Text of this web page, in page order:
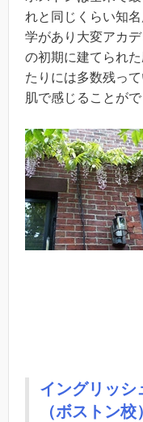
れと同じくらい知
学があり大変アカ
の初期に建てられ
たりには多数残っ
肌で感じることがで
イングリッシ
（ボストン